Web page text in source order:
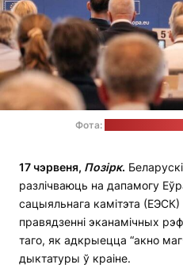
Фота:
17 чэрвеня, Позірк.
разлічваюць на дапамогу
сацыяльнага камітэта
правядзенні эканамічных
таго, як адкрыецца “акно
дыктатуры ў краіне.